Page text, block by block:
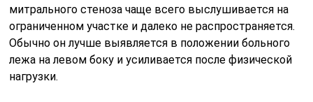
митрального стеноза чаще всего выслушивается на
ограниченном участке и далеко не распространяется.
Обычно он лучше выявляется в положении больного
лежа на левом боку и усиливается после физической
нагрузки.